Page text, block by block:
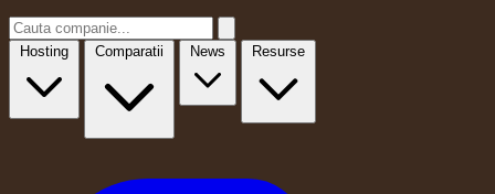
Hosting Comparatii News Resurse